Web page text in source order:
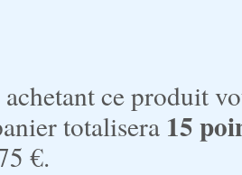
ce produit
totalisera 15
€.